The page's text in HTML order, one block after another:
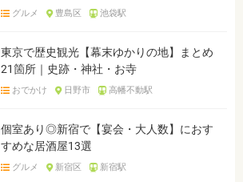
グルメ 豊島区 池袋駅
東京で歴史観光【幕末ゆかりの地】まとめ
21箇所｜史跡・神社・お寺
おでかけ 日野市 高幡不動駅
個室あり◎新宿で【宴会・大人数】におす
すめな居酒屋13選
グルメ 新宿区 新宿駅